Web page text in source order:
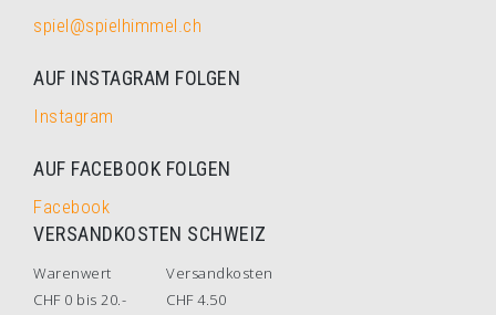
spiel@spielhimmel.ch
AUF INSTAGRAM FOLGEN
Instagram
AUF FACEBOOK FOLGEN
Facebook
VERSANDKOSTEN SCHWEIZ
Warenwert
Versandkosten
CHF 0 bis 20.-
CHF 4.50